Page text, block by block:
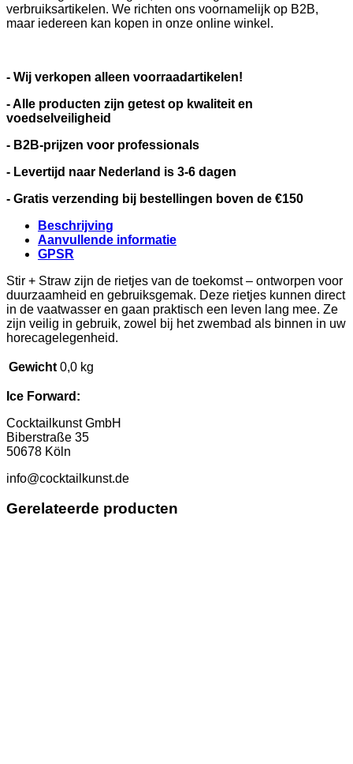
verbruiksartikelen. We richten ons voornamelijk op B2B,
maar iedereen kan kopen in onze online winkel.
- Wij verkopen alleen voorraadartikelen!
- Alle producten zijn getest op kwaliteit en
voedselveiligheid
- B2B-prijzen voor professionals
- Levertijd naar Nederland is 3-6 dagen
- Gratis verzending bij bestellingen boven de €150
Beschrijving
Aanvullende informatie
GPSR
Stir + Straw zijn de rietjes van de toekomst – ontworpen voor
duurzaamheid en gebruiksgemak. Deze rietjes kunnen direct
in de vaatwasser en gaan praktisch een leven lang mee. Ze
zijn veilig in gebruik, zowel bij het zwembad als binnen in uw
horecagelegenheid.
Gewicht 0,0 kg
Ice Forward:
Cocktailkunst GmbH
Biberstraße 35
50678 Köln
info@cocktailkunst.de
Gerelateerde producten